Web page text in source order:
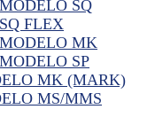
SQ
FLEX
MK
SP
MK (MARK)
MS/MMS